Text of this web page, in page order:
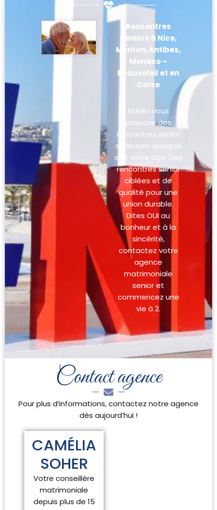
Rencontres
Seniors à Nice,
Menton, Antibes,
Monaco –
Beausoleil et en
Corse
Fidelio vous
propose des
rencontres senior
sérieuses quelque
soit votre âge. Des
rencontres senior
ciblées et de
qualité pour une
union durable.
Dites OUI au
bonheur et à la
sincérité,
contactez votre
agence
matrimoniale
senior et
commencez une
vie à 2.
Contact agence
Pour plus d’informations, contactez notre agence
dès aujourd’hui !
CAMÉLIA
SOHER
Votre conseillère
matrimoniale
depuis plus de 15